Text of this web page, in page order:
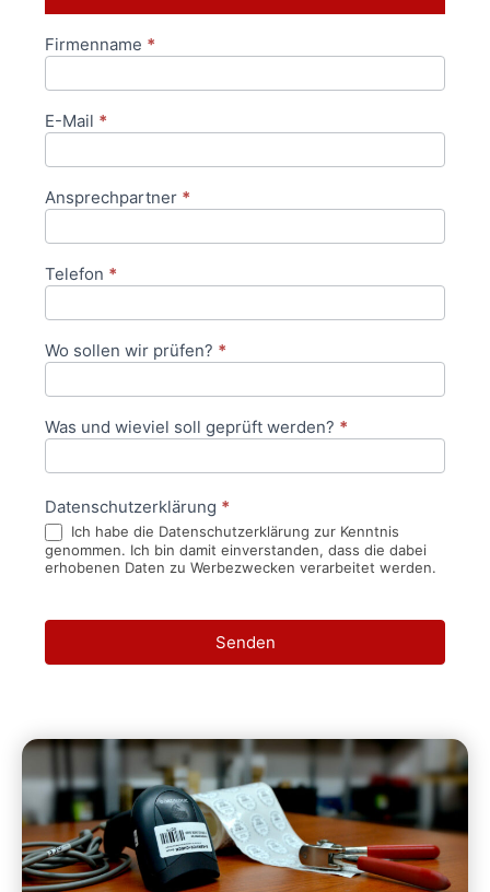
Anfrageformular
Firmenname *
E-Mail *
Ansprechpartner *
Telefon *
Wo sollen wir prüfen? *
Was und wieviel soll geprüft werden? *
Datenschutzerklärung *
Ich habe die Datenschutzerklärung zur Kenntnis
genommen. Ich bin damit einverstanden, dass die dabei
erhobenen Daten zu Werbezwecken verarbeitet werden.
Senden